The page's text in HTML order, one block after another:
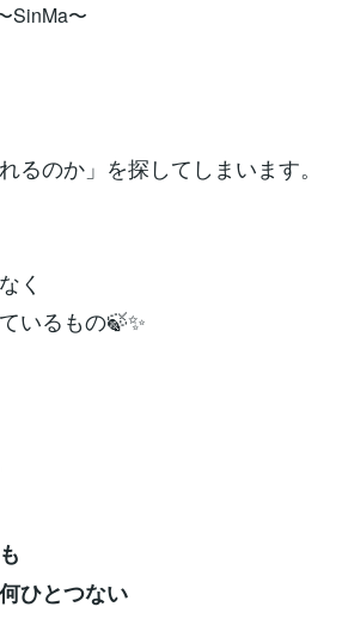
SinMa〜
るのか」を探してしまいます。
く
いるもの🍃✨
ひとつない